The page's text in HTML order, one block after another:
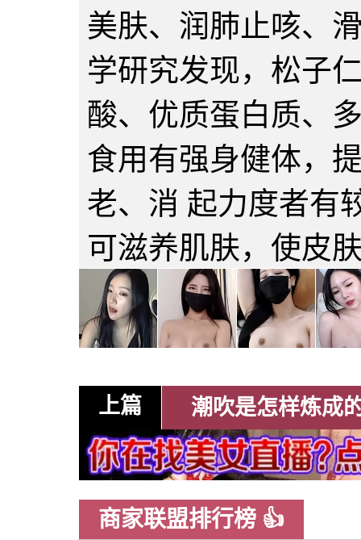
美肤、润肺止咳、
学研究发现，松子
酸、优质蛋白质、
食用有强身健体，
老、消 起力度者有
可滋养肌肤，使皮
上篇 潮吹是怎样炼成
商家联盟排行榜 👍